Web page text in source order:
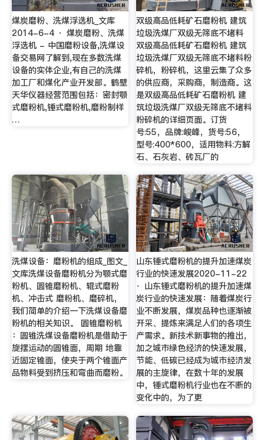
煤炭磨粉、洗煤浮选机_文库
2014-6-4 · 煤炭磨粉、洗煤
浮选机 - 中国磨粉设备,洗煤设
备交易网了解到,现在多数洗煤
设备的实体企业,有自己的洗煤
加工厂和煤化产业开发部。鹤壁
天华仪器经营范围包括：密封颚
式磨粉机,锤式磨粉机,磨粉制样
…
双级高品低耗矿石磨粉机 建筑
垃圾洗煤厂双级无筛底不堵料
双级高品低耗矿石磨粉机 建筑
垃圾洗煤厂双级无筛底不堵料粉
碎机，粉碎机，这里云集了众多
的供应商，采购商，制造商。这
是双级高品低耗矿石磨粉机 建
筑垃圾洗煤厂双级无筛底不堵料
粉碎机的详细页面。订货
号:55，品牌:峻峰，货号:56，
型号:400*600，适用物料:方解
石、石灰岩、砖瓦厂的
洗煤设备：磨粉机的组成_图文_
文库洗煤设备磨粉机分为颚式磨
粉机、圆锥磨粉机、辊式磨粉
机、冲击式 磨粉机、磨碎机，
我们简单的介绍一下洗煤设备磨
粉机的相关知识。 圆锥磨粉机
：圆锥洗煤设备磨粉机是借助于
旋摆运动的圆锥面，周期 地靠
近固定锥面，使夹于两个锥面产
品物料受到挤压和弯曲而磨粉。
山东锤式磨粉机的提升加速煤炭
行业的快速发展2020-11-22
· 山东锤式磨粉机的提升加速煤
炭行业的快速发展：随着煤炭行
业不断发展，煤炭品种也逐渐被
开采、提炼来满足人们的各项生
产需求。新技术新事物的推出，
加之城市绿色经济的快速发展，
节能、低碳已经成为城市经济发
展的主旋律，在数十年的发展
中，锤式磨粉机行业也在不断的
变化中的，为了更